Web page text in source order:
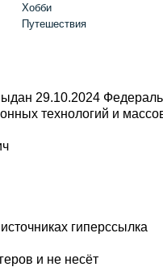
Хобби
Путешествия
29.10.2024
технологий и
гиперссылка
и не несёт